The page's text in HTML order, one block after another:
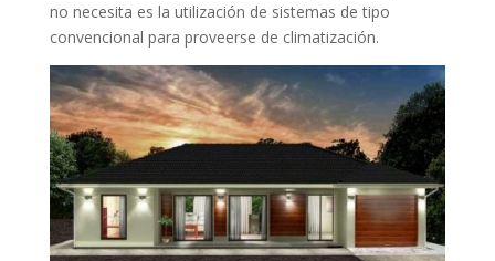
no necesita es la utilización de sistemas de tipo
convencional para proveerse de climatización.